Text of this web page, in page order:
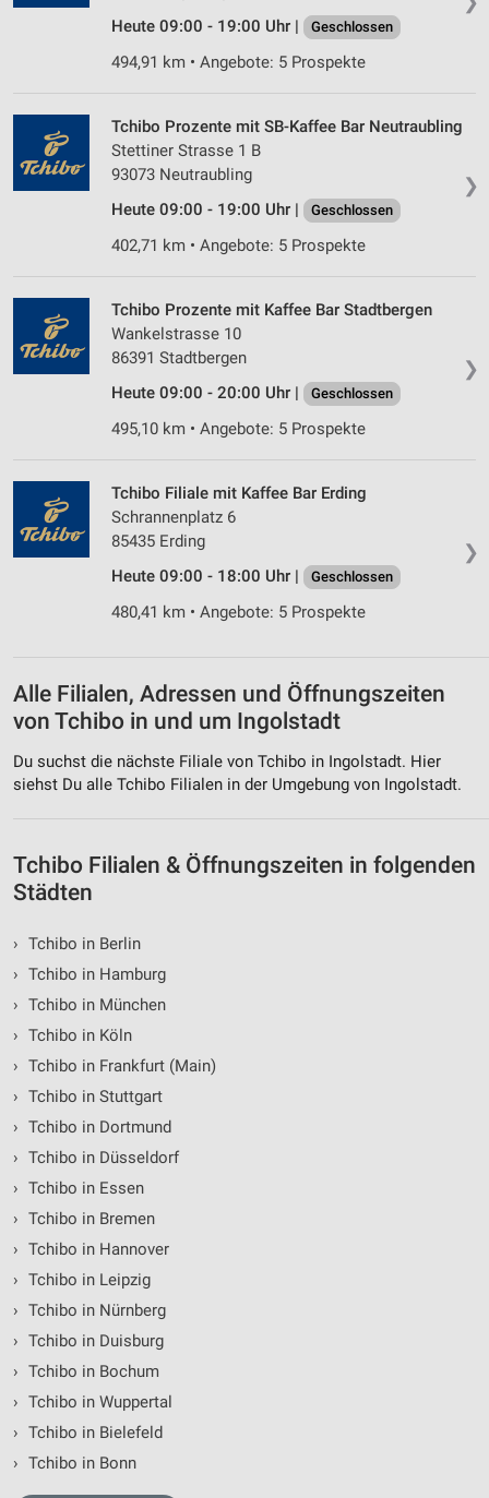
Heute 09:00 - 19:00 Uhr |
Geschlossen
494,91 km • Angebote: 5 Prospekte
❯
Tchibo Prozente mit SB-Kaffee Bar Neutraubling
Stettiner Strasse 1 B
93073 Neutraubling
Heute 09:00 - 19:00 Uhr |
Geschlossen
402,71 km • Angebote: 5 Prospekte
❯
Tchibo Prozente mit Kaffee Bar Stadtbergen
Wankelstrasse 10
86391 Stadtbergen
Heute 09:00 - 20:00 Uhr |
Geschlossen
495,10 km • Angebote: 5 Prospekte
❯
Tchibo Filiale mit Kaffee Bar Erding
Schrannenplatz 6
85435 Erding
Heute 09:00 - 18:00 Uhr |
Geschlossen
480,41 km • Angebote: 5 Prospekte
Alle Filialen, Adressen und Öffnungszeiten
von Tchibo in und um Ingolstadt
Du suchst die nächste Filiale von Tchibo in Ingolstadt. Hier
siehst Du alle Tchibo Filialen in der Umgebung von Ingolstadt.
Tchibo Filialen & Öffnungszeiten in folgenden
Städten
› Tchibo in Berlin
› Tchibo in Hamburg
› Tchibo in München
› Tchibo in Köln
› Tchibo in Frankfurt (Main)
› Tchibo in Stuttgart
› Tchibo in Dortmund
› Tchibo in Düsseldorf
› Tchibo in Essen
› Tchibo in Bremen
› Tchibo in Hannover
› Tchibo in Leipzig
› Tchibo in Nürnberg
› Tchibo in Duisburg
› Tchibo in Bochum
› Tchibo in Wuppertal
› Tchibo in Bielefeld
› Tchibo in Bonn
Verwendung reduzierter Daten zur Auswahl von
IAB-Besonderheiten:
Geräte anhand von aktiv angeforderten
Informationen identifizieren
Nicht-IAB-Verarbeitungszwecke:
Funktional
Werbung